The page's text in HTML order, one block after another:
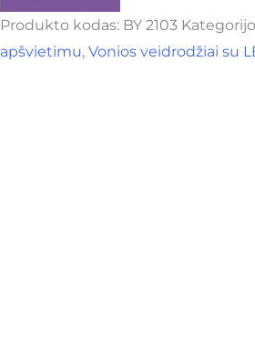
Produkto kodas: BY 2103
apšvietimu,Vonios veidrodžiai su